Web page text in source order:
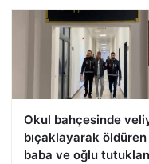
Okul bahçesinde
bıçaklayarak öldüren
baba ve oğlu